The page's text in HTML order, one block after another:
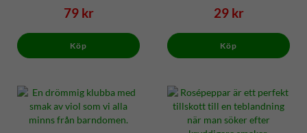
79 kr
Köp
29 kr
Köp